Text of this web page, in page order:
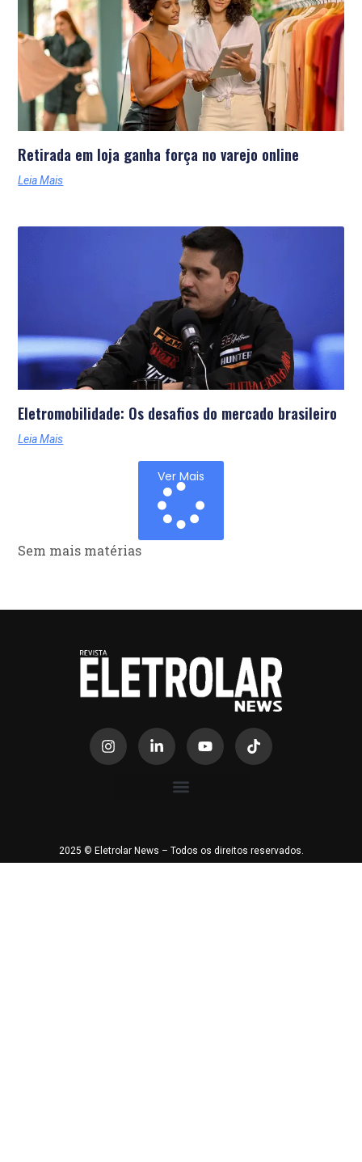
Retirada em loja ganha força no varejo online
Leia Mais
Eletromobilidade: Os desafios do mercado brasileiro
Leia Mais
Ver Mais
Sem mais matérias
2025 © Eletrolar News – Todos os direitos reservados.